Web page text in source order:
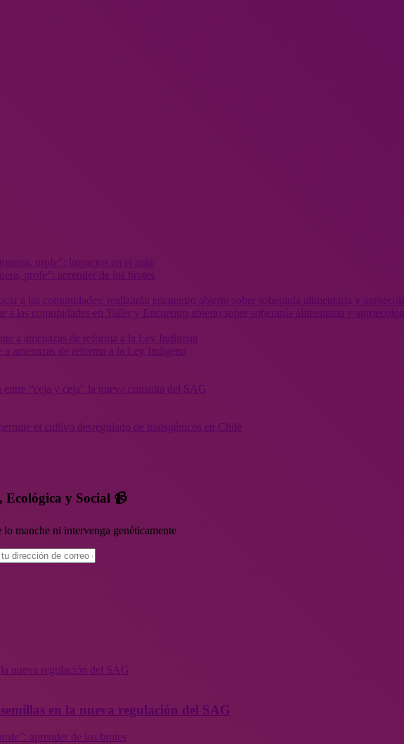
profe”: aprender de los brotes
a las comunidades en Taller y Encuentro abierto sobre soberanía alimentaria y
amenazas de reforma a la Ley Indígena
“ceja y ceja” la nueva consulta del SAG
el cultivo desregulado de transgénicos en Chile
y Social 📹
manche ni intervenga genéticamente
nueva regulación del SAG
en la nueva regulación del SAG
aprender de los brotes